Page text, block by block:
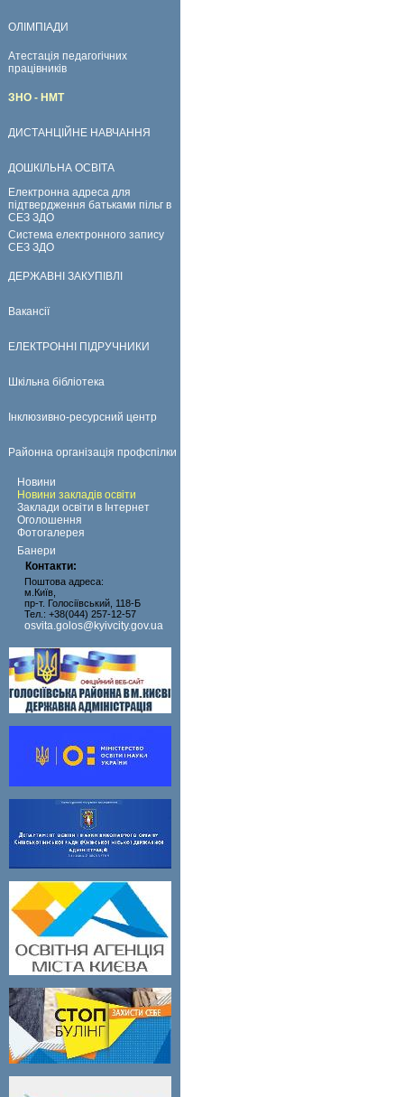
ОЛІМПІАДИ
Атестація педагогічних
працівників
ЗНО - НМТ
ДИСТАНЦІЙНЕ НАВЧАННЯ
ДОШКІЛЬНА ОСВІТА
Електронна адреса для
підтвердження батьками пільг в
СЕЗ ЗДО
Система електронного запису
СЕЗ ЗДО
ДЕРЖАВНІ ЗАКУПІВЛІ
Вакансії
ЕЛЕКТРОННІ ПІДРУЧНИКИ
Шкільна бібліотека
Інклюзивно-ресурсний центр
Районна організація профспілки
Новини
Новини закладів освіти
Заклади освіти в Інтернет
Оголошення
Фотогалерея
Банери
Контакти:
Поштова адреса:
м.Київ,
пр-т. Голосіївський, 118-Б
Тел.: +38(044) 257-12-57
osvita.golos@kyivcity.gov.ua